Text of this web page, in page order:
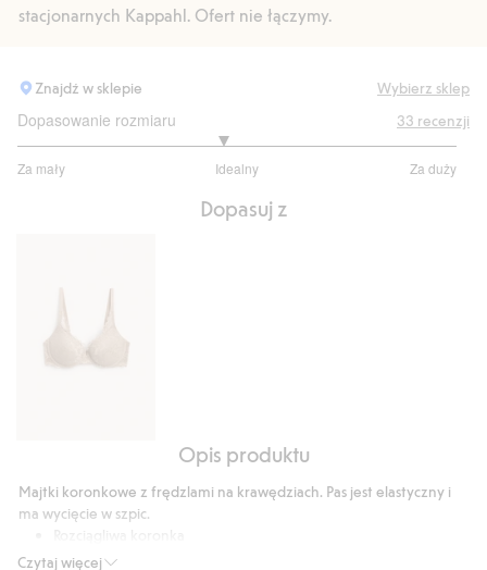
stacjonarnych Kappahl. Ofert nie łączymy.
Znajdź w sklepie Wybierz sklep
Dopasowanie rozmiaru
Za mały Idealny Za duży
na
33 recenzji
Dopasuj z
koronki
Opis produktu
Czytaj więcej
Majtki koronkowe z frędzlami na krawędziach. Pas jest elastyczny i
ma wycięcie w szpic.
Pas wycięty w szpic